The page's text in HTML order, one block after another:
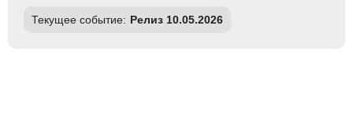
Текущее событие: Релиз 10.05.2026